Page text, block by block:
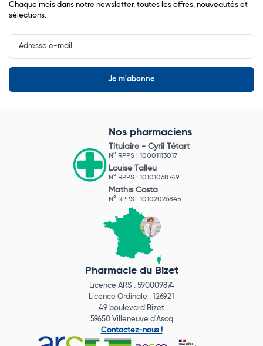
Chaque mois dans notre newsletter, toutes les offres, nouveautés et
sélections.
Input
Newsletter
Nos pharmaciens
Titulaire - Cyril Tétart
N° RPPS : 10001113017
Louise Talleu
N° RPPS : 10101068749
Mathis Costa
N° RPPS : 10102026845
Pharmacie du Bizet
Licence ARS : 590009874
Licence Ordinale : 126921
49 boulevard Bizet
59650 Villeneuve d'Ascq
Contactez-nous !